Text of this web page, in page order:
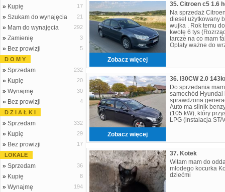
» Kupię 17
» Szukam do wynajęcia 21
» Mam do wynajęcia 292
» Zamienię 3
» Bez prowizji
5
D O M Y
» Sprzedam 232
» Kupię 20
» Wynajmę 30
» Bez prowizji
4
D Z I A Ł K I
» Sprzedam 332
» Kupię 29
» Bez prowizji
17
LOKALE
» Sprzedam 36
» Kupię 8
» Wynajmę 194
Zobacz więcej
35. Citroen c5 1.6
Na sprzedaż
diesel użytkowany
wujka . Rok temu
kwotę 6 tys
tarcze na co mam
Opłaty ważne do
Zobacz więcej
Do sprzedania
samochód Hyundai
sprawdzona
Auto ma silnik
(105 kW), który
LPG (instalacja
37. Kotek
Witam mam do
młodego kocurka
dziećmi